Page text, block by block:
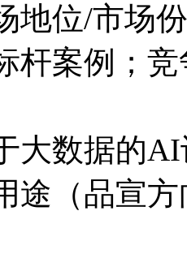
地位/市场
杆案例；
大数据的
途（品宣